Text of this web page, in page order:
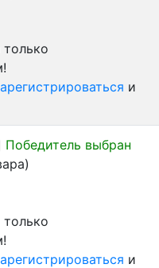
и
Победитель выбран
и